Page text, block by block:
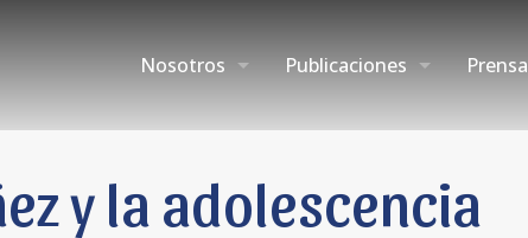
Nosotros Publicaciones Prensa
y la adolescencia